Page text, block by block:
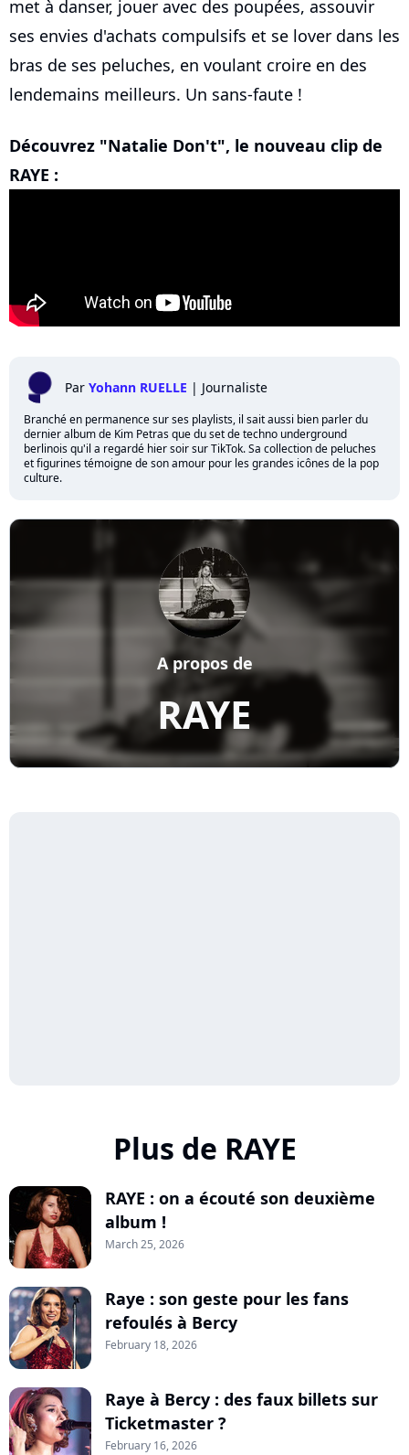
met à danser, jouer avec des poupées, assouvir
ses envies d'achats compulsifs et se lover dans les
bras de ses peluches, en voulant croire en des
lendemains meilleurs. Un sans-faute !
Découvrez "Natalie Don't", le nouveau clip de
RAYE :
Par Yohann RUELLE | Journaliste
Branché en permanence sur ses playlists, il sait aussi bien parler du
dernier album de Kim Petras que du set de techno underground
berlinois qu'il a regardé hier soir sur TikTok. Sa collection de peluches
et figurines témoigne de son amour pour les grandes icônes de la pop
culture.
RAYE
A propos de
Plus de RAYE
RAYE : on a écouté son deuxième
album !
March 25, 2026
Raye : son geste pour les fans
refoulés à Bercy
February 18, 2026
Raye à Bercy : des faux billets sur
Ticketmaster ?
February 16, 2026